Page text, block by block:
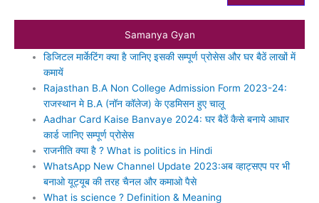
Samanya Gyan
डिजिटल मार्केटिंग क्‍या है जानिए इसकी सम्‍पूर्ण प्रोसेस और घर बैठें लाखों में
कमायें
Rajasthan B.A Non College Admission Form 2023-24:
राजस्थान मे B.A (नॉन कॉलेज) के एडमिसन हुए चालू
Aadhar Card Kaise Banvaye 2024: घर बैठें कैसे बनाये आधार
कार्ड जानिए सम्‍पूर्ण प्रोसेस
राजनीति क्या है ? What is politics in Hindi
WhatsApp New Channel Update 2023:अब व्हाट्सएप पर भी
बनाओ यूट्यूब की तरह चैनल और कमाओ पैसे
What is science ? Definition & Meaning